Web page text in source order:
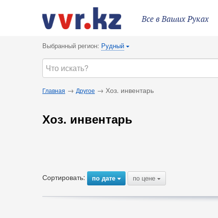
Все в Ваших Руках
Выбранный регион: Рудный {
Главная → Другое → Хоз. инвентарь
Хоз. инвентарь
Сортировать: по дате{ по цене {